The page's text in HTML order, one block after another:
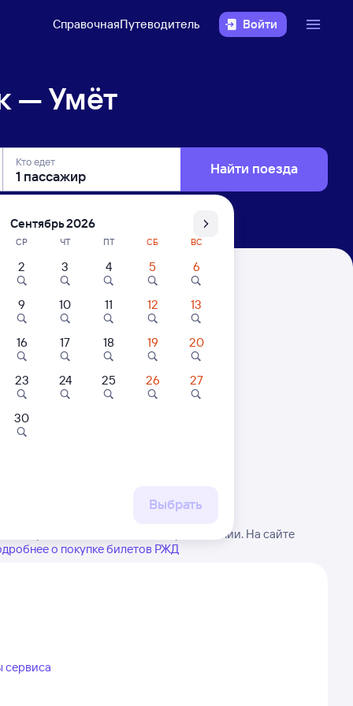
СправочнаяПутеводитель Войти
— Умёт
Кто едет Найти поезда
виду, возможны изменения в расписании. На сайте
о покупке билетов РЖД
сервиса
Сентябрь 2026
СР ЧТ ПТ СБ ВС
2 3 4 5 6
9 10 11 12 13
16 17 18 19 20
23 24 25 26 27
30
Выбрать